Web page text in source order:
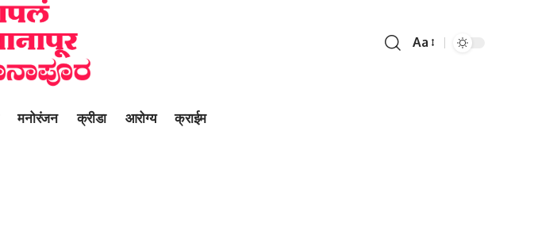
Aa
मनोरंजन क्रीडा आरोग्य क्राईम